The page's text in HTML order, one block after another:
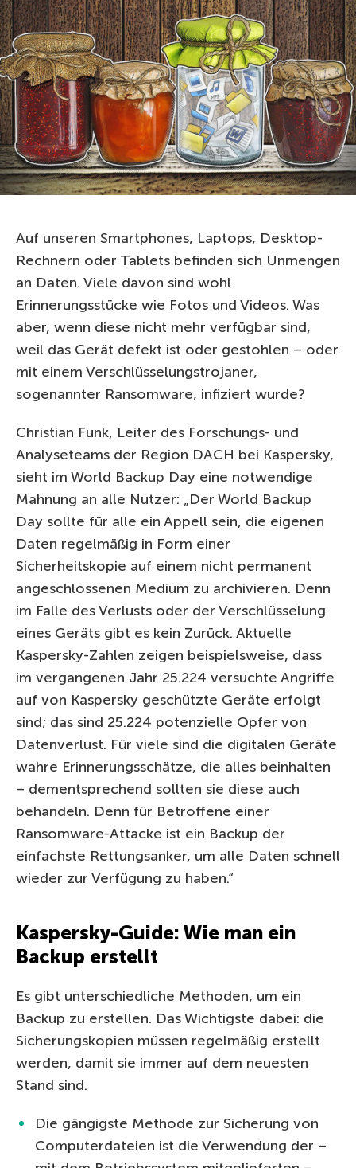
Auf unseren Smartphones, Laptops, Desktop-
Rechnern oder Tablets befinden sich Unmengen
an Daten. Viele davon sind wohl
Erinnerungsstücke wie Fotos und Videos. Was
aber, wenn diese nicht mehr verfügbar sind,
weil das Gerät defekt ist oder gestohlen – oder
mit einem Verschlüsselungstrojaner,
sogenannter Ransomware, infiziert wurde?
Christian Funk, Leiter des Forschungs- und
Analyseteams der Region DACH bei Kaspersky,
sieht im World Backup Day eine notwendige
Mahnung an alle Nutzer: „Der World Backup
Day sollte für alle ein Appell sein, die eigenen
Daten regelmäßig in Form einer
Sicherheitskopie auf einem nicht permanent
angeschlossenen Medium zu archivieren. Denn
im Falle des Verlusts oder der Verschlüsselung
eines Geräts gibt es kein Zurück. Aktuelle
Kaspersky-Zahlen zeigen beispielsweise, dass
im vergangenen Jahr 25.224 versuchte Angriffe
auf von Kaspersky geschützte Geräte erfolgt
sind; das sind 25.224 potenzielle Opfer von
Datenverlust. Für viele sind die digitalen Geräte
wahre Erinnerungsschätze, die alles beinhalten
– dementsprechend sollten sie diese auch
behandeln. Denn für Betroffene einer
Ransomware-Attacke ist ein Backup der
einfachste Rettungsanker, um alle Daten schnell
wieder zur Verfügung zu haben.“
Kaspersky-Guide: Wie man ein
Backup erstellt
Es gibt unterschiedliche Methoden, um ein
Backup zu erstellen. Das Wichtigste dabei: die
Sicherungskopien müssen regelmäßig erstellt
werden, damit sie immer auf dem neuesten
Stand sind.
Die gängigste Methode zur Sicherung von
Computerdateien ist die Verwendung der –